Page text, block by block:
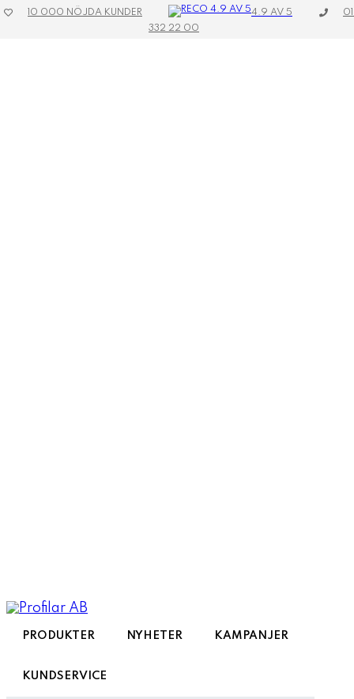
10 000 NÖJDA KUNDER 4.9 AV 5
332 22 00
PRODUKTER NYHETER KAMPANJER
KUNDSERVICE